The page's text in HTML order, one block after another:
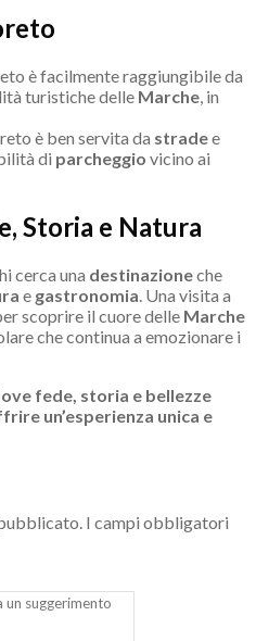
è facilmente raggiungibile da
turistiche delle Marche, in
è ben servita da stradee
di parcheggio vicino ai
Storia e Natura
cerca una destinazioneche
e gastronomia. Una visita a
scoprire il cuore delle Marche
che continua a emozionare i
fede, storia e bellezze
un’esperienza unica e
I campi obbligatori